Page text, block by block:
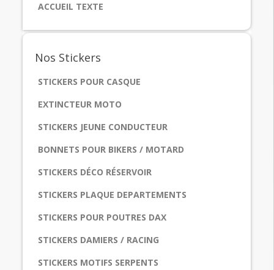
ACCUEIL TEXTE
Nos Stickers
STICKERS POUR CASQUE
EXTINCTEUR MOTO
STICKERS JEUNE CONDUCTEUR
BONNETS POUR BIKERS / MOTARD
STICKERS DÉCO RÉSERVOIR
STICKERS PLAQUE DEPARTEMENTS
STICKERS POUR POUTRES DAX
STICKERS DAMIERS / RACING
STICKERS MOTIFS SERPENTS